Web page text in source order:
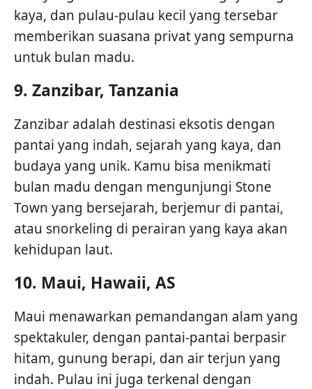
kaya, dan pulau-pulau kecil yang tersebar
memberikan suasana privat yang sempurna
untuk bulan madu.
9. Zanzibar, Tanzania
Zanzibar adalah destinasi eksotis dengan
pantai yang indah, sejarah yang kaya, dan
budaya yang unik. Kamu bisa menikmati
bulan madu dengan mengunjungi Stone
Town yang bersejarah, berjemur di pantai,
atau snorkeling di perairan yang kaya akan
kehidupan laut.
10. Maui, Hawaii, AS
Maui menawarkan pemandangan alam yang
spektakuler, dengan pantai-pantai berpasir
hitam, gunung berapi, dan air terjun yang
indah. Pulau ini juga terkenal dengan